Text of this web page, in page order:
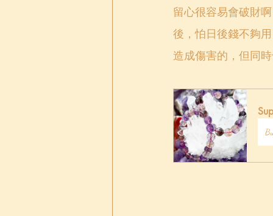
留心很容易會破財
後，怕日後錢不夠
造成傷害的，但同